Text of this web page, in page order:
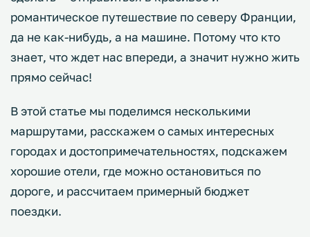
романтическое путешествие по северу Франции,
да не как-нибудь, а на машине. Потому что кто
знает, что ждет нас впереди, а значит нужно жить
прямо сейчас!
В этой статье мы поделимся несколькими
маршрутами, расскажем о самых интересных
городах и достопримечательностях, подскажем
хорошие отели, где можно остановиться по
дороге, и рассчитаем примерный бюджет
поездки.